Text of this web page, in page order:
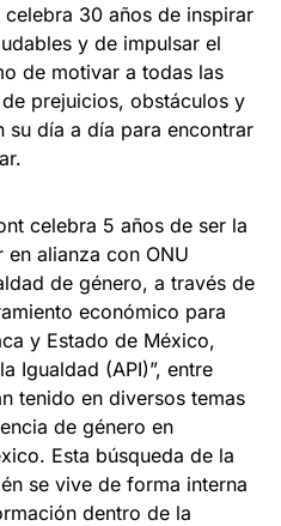
30 años de inspirar
y de impulsar el
de motivar a todas las
prejuicios, obstáculos y
su día a día para encontrar
celebra 5 años de ser la
alianza con ONU
de género, a través de
económico para
y Estado de México,
Igualdad (API)”, entre
tenido en diversos temas
de género en
Esta búsqueda de la
se vive de forma interna
dentro de la